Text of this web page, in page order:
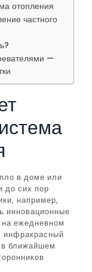
отопления
частного
—
в доме или
до сих пор
например,
инновационные
ежедневном
инфракрасный
ближайшем